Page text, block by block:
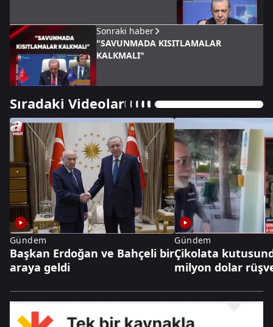
Sonraki haber
"SAVUNMADA KISITLAMALAR
KALKMALI"
Sıradaki Videolar
Gündem
Başkan Erdoğan ve Bahçeli bir
araya geldi
Gündem
Çikolata
milyon dolar